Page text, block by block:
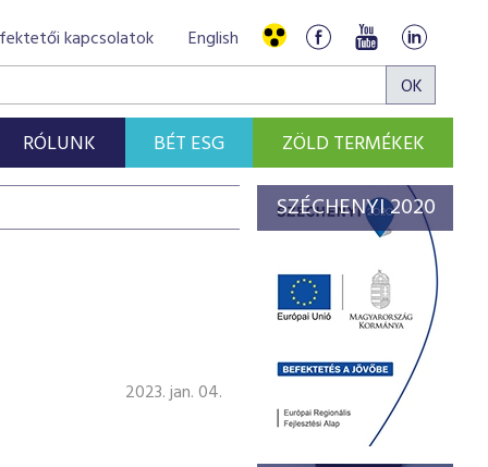
kapcsolatok English
RÓLUNK BÉT ESG ZÖLD TERMÉKEK
2023. jan. 04.
SZÉCHENYI 2020